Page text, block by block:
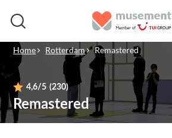
Home Rotterdam Remastered
4,6/5 (230)
Remastered